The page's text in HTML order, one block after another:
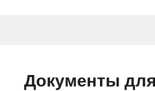
Документы для